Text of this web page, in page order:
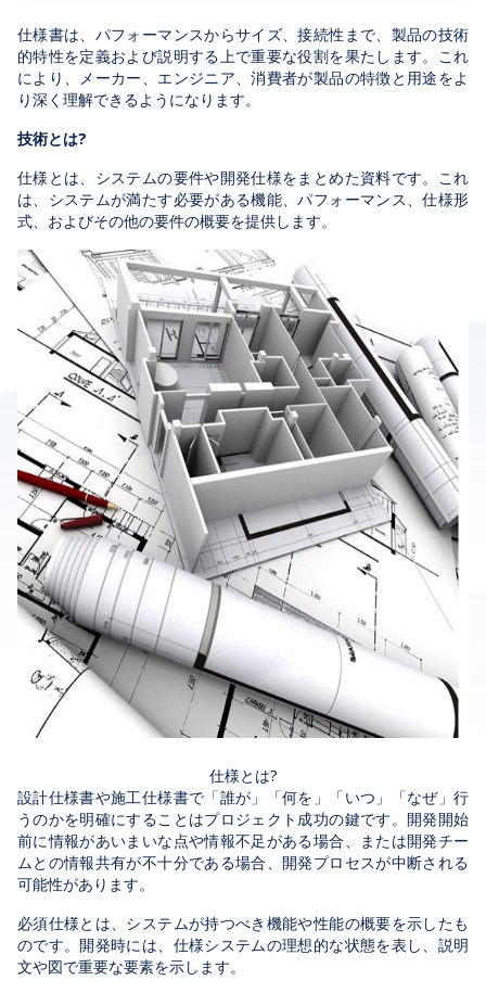
仕様書は、パフォーマンスからサイズ、接続性まで、製品の技術
的特性を定義および説明する上で重要な役割を果たします。これ
により、メーカー、エンジニア、消費者が製品の特徴と用途をよ
り深く理解できるようになります。
技術とは?
仕様とは、システムの要件や開発仕様をまとめた資料です。これ
は、システムが満たす必要がある機能、パフォーマンス、仕様形
式、およびその他の要件の概要を提供します。
仕様とは?
設計仕様書や施工仕様書で「誰が」「何を」「いつ」「なぜ」行
うのかを明確にすることはプロジェクト成功の鍵です。開発開始
前に情報があいまいな点や情報不足がある場合、または開発チー
ムとの情報共有が不十分である場合、開発プロセスが中断される
可能性があります。
必須仕様とは、システムが持つべき機能や性能の概要を示したも
のです。開発時には、仕様システムの理想的な状態を表し、説明
文や図で重要な要素を示します。